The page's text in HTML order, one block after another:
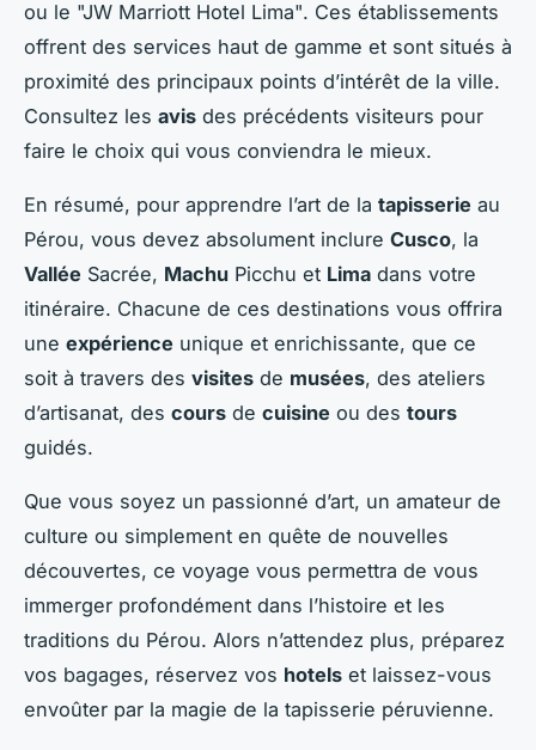
ou le "JW Marriott Hotel Lima". Ces établissements
offrent des services haut de gamme et sont situés à
proximité des principaux points d’intérêt de la ville.
Consultez les avis des précédents visiteurs pour
faire le choix qui vous conviendra le mieux.
En résumé, pour apprendre l’art de la tapisserie au
Pérou, vous devez absolument inclure Cusco, la
Vallée Sacrée, Machu Picchu et Lima dans votre
itinéraire. Chacune de ces destinations vous offrira
une expérience unique et enrichissante, que ce
soit à travers des visites de musées, des ateliers
d’artisanat, des cours de cuisine ou des tours
guidés.
Que vous soyez un passionné d’art, un amateur de
culture ou simplement en quête de nouvelles
découvertes, ce voyage vous permettra de vous
immerger profondément dans l’histoire et les
traditions du Pérou. Alors n’attendez plus, préparez
vos bagages, réservez vos hotels et laissez-vous
envoûter par la magie de la tapisserie péruvienne.